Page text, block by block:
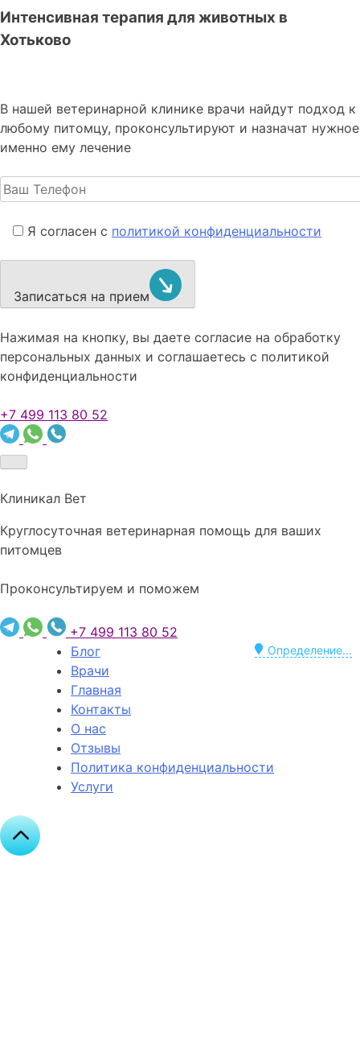
Интенсивная терапия для животных в
Хотьково
В нашей ветеринарной клинике врачи найдут подход к
любому питомцу, проконсультируют и назначат нужное
именно ему лечение
Я согласен с политикой конфиденциальности
Записаться на прием
Нажимая на кнопку, вы даете согласие на обработку
персональных данных и соглашаетесь c политикой
конфиденциальности
+7 499 113 80 52
Клиникал Вет
Круглосуточная ветеринарная помощь для ваших
питомцев
Проконсультируем и поможем
+7 499 113 80 52
Определение...
Блог
Врачи
Главная
Контакты
О нас
Отзывы
Политика конфиденциальности
Услуги